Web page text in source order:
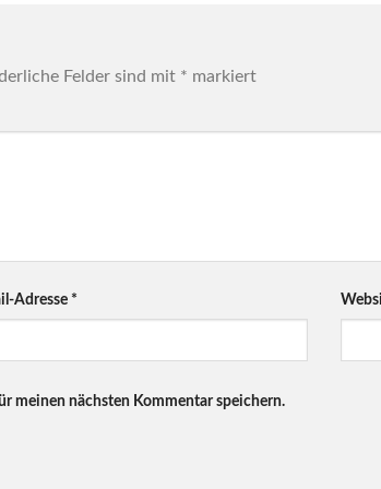
Felder sind mit * markiert
Adresse *
meinen nächsten Kommentar speichern.